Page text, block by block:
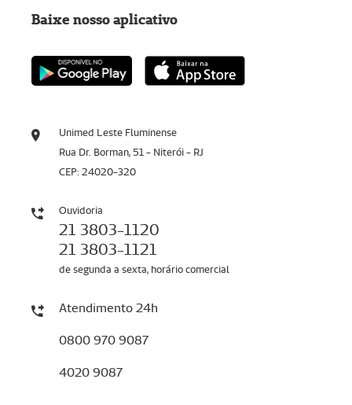
Unimed Leste Fluminense
Rua Dr. Borman, 51 - Niterói - RJ
CEP: 24020-320
Ouvidoria
21 3803-1120
21 3803-1121
de segunda a sexta, horário comercial
Atendimento 24h
0800 970 9087
4020 9087
Baixe nosso aplicativo